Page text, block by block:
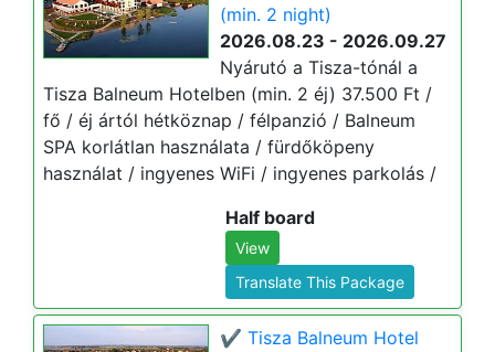
(min. 2 night)
2026.08.23 - 2026.09.27
Nyárutó a Tisza-tónál a
Tisza Balneum Hotelben (min. 2 éj) 37.500 Ft /
fő / éj ártól hétköznap / félpanzió / Balneum
SPA korlátlan használata / fürdőköpeny
használat / ingyenes WiFi / ingyenes parkolás /
Half board
View
Translate This Package
✔️ Tisza Balneum Hotel